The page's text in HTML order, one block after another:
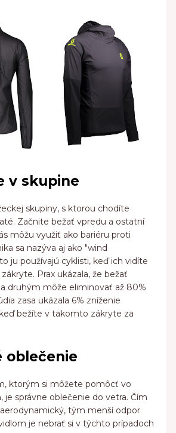
v skupine
skupiny, s ktorou chodíte
Začnite bežať vpredu a ostatní
môžu využiť ako bariéru proti
sa nazýva aj ako "wind
ju používajú cyklisti, keď ich vidíte
Prax ukázala, že bežať
druhým môže eliminovať až 80%
zasa ukázala 6% zníženie
bežíte v takomto zákryte za
oblečenie
ktorým si môžete pomôcť vo
je správne oblečenie do vetra. Čím
tým menší odpor
je nebrať si v týchto prípadoch